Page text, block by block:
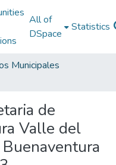
All of
DSpace
Statistics
Municipales
de
Valle del